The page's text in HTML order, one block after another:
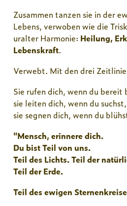
Zusammen tanzen sie in der
Lebens, verwoben wie die
uralter Harmonie: Heilung,
Lebenskraft.
Verwebt. Mit den drei
Sie rufen dich, wenn du bereit
sie leiten dich, wenn du suchst,
sie segnen dich, wenn du
"Mensch, erinnere dich.
Du bist Teil von uns.
Teil des Lichts. Teil der
Teil der Erde.
Teil des ewigen